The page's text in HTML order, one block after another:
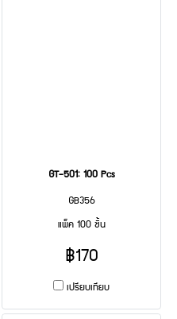
GT-501: 100 Pcs
GB356
แพ็ค 100 ชิ้น
฿170
เปรียบเทียบ